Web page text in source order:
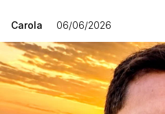
Carola 06/06/2026